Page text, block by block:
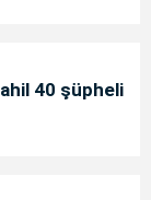
40 şüpheli